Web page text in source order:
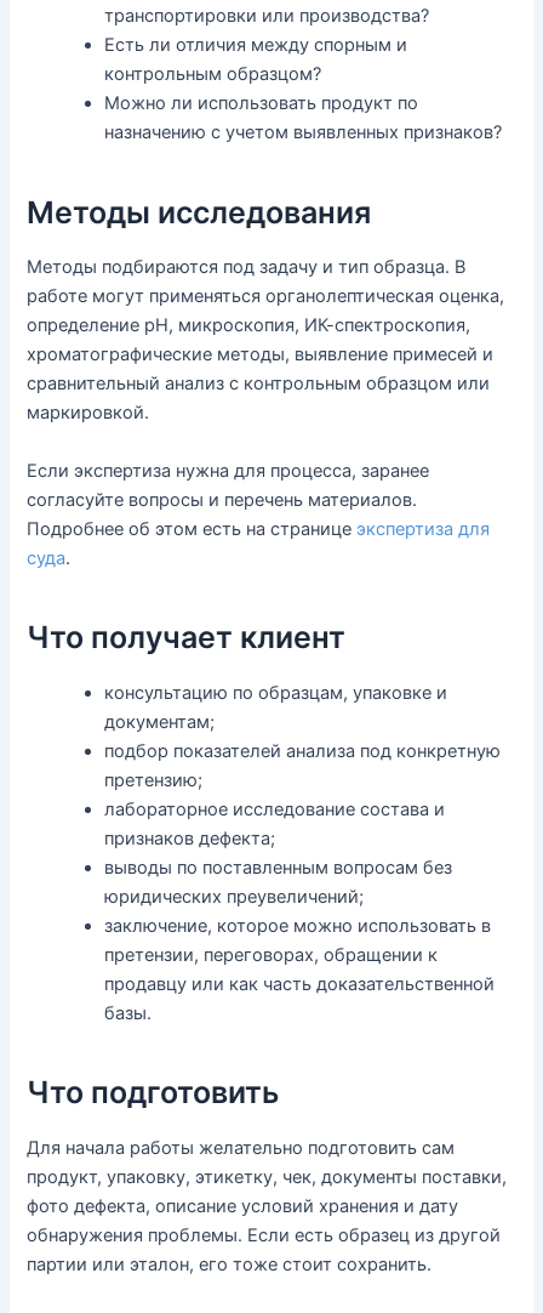
транспортировки или производства?
Есть ли отличия между спорным и
контрольным образцом?
Можно ли использовать продукт по
назначению с учетом выявленных признаков?
Методы исследования
Методы подбираются под задачу и тип образца. В
работе могут применяться органолептическая оценка,
определение pH, микроскопия, ИК-спектроскопия,
хроматографические методы, выявление примесей и
сравнительный анализ с контрольным образцом или
маркировкой.
Если экспертиза нужна для процесса, заранее
согласуйте вопросы и перечень материалов.
Подробнее об этом есть на страницеэкспертиза для
суда.
Что получает клиент
консультацию по образцам, упаковке и
документам;
подбор показателей анализа под конкретную
претензию;
лабораторное исследование состава и
признаков дефекта;
выводы по поставленным вопросам без
юридических преувеличений;
заключение, которое можно использовать в
претензии, переговорах, обращении к
продавцу или как часть доказательственной
базы.
Что подготовить
Для начала работы желательно подготовить сам
продукт, упаковку, этикетку, чек, документы поставки,
фото дефекта, описание условий хранения и дату
обнаружения проблемы. Если есть образец из другой
партии или эталон, его тоже стоит сохранить.